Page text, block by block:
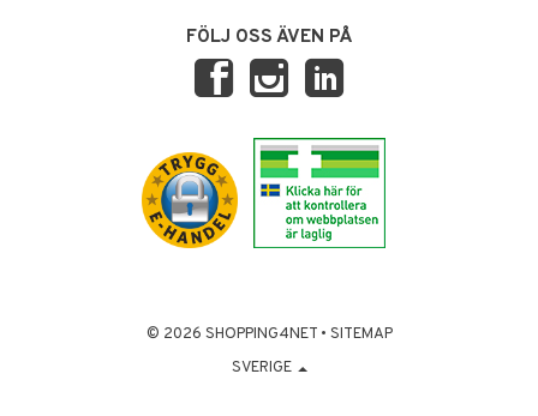
FÖLJ OSS ÄVEN PÅ
© 2026 SHOPPING4NET • SITEMAP
SVERIGE